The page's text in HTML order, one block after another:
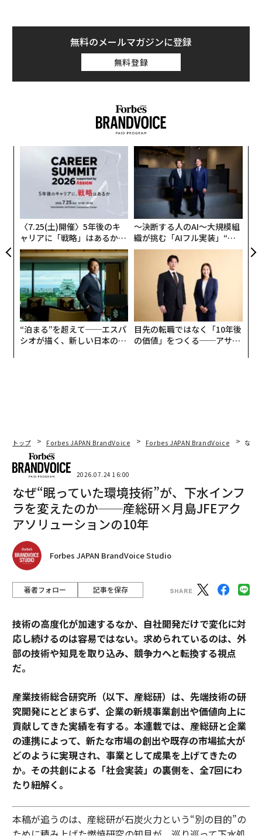
無料のメールマガジンに登録
無料登録
〈7.25(土)開催〉5年後のキ
ャリアに「戦略」はあるか。
トップエグゼクティブのキャ
リアに触れる1日│CAREER S
UMMIT 2026
〜決断する人のAI〜大規模組
織が挑む「AIフル実装」“使
う”企業から“動く”企業へ【N
TTドコモビジネス×PwC】
“泊まる”を超えて──エスパ
シオが描く、新しい日本のラ
目先の転職ではなく「10年後
の価値」をつくる──アサイ
トップ Forbes JAPAN BrandVoice Forbes JAPAN BrandVoice なぜ
2026.07.24 16:00
なぜ“眠っていた環境技術”が、下水インフ
ラを変えたのか──産総研×月島JFEアク
アソリューションの10年
Forbes JAPAN BrandVoice Studio
著者フォロー 記事を保存
技術の高度化が加速するなか、自社開発だけで変化に対
応し続けるのは容易ではない。求められているのは、外
部の技術や知見を取り込み、競争力へと転換する視点
だ。
産業技術総合研究所（以下、産総研）は、先端技術の研
究開発にとどまらず、企業の新規事業創出や価値向上に
貢献してきた実績を有する。本連載では、産総研と企業
の連携によって、新たな市場の創出や既存の市場拡大が
どのように実現され、事業として成果を上げてきたの
か。その共創による「社会実装」の裏側を、全7回にわ
たり紐解く。
本稿が追うのは、産総研が石炭火力という“別の目的”の
ために積み上げた燃焼研究の知見が、巡り巡って下水処